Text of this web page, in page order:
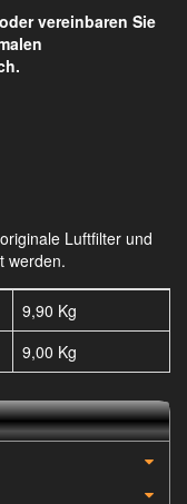
vereinbaren Sie
Luftfilter und
werden.
9,90 Kg
9,00 Kg